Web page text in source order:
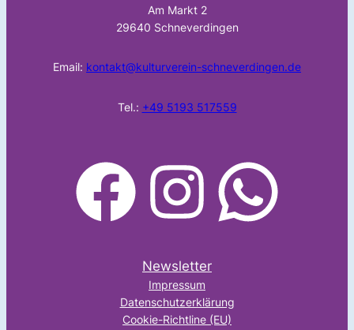
Am Markt 2
29640 Schneverdingen
Email: kontakt@kulturverein-schneverdingen.de
Tel.: +49 5193 517559
facebook Instagram WhatsApp
Newsletter
Impressum
Datenschutzerklärung
Cookie-Richtline (EU)